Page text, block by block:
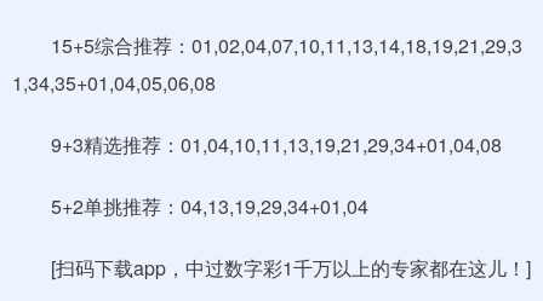
15+5综合推荐：01,02,04,07,10,11,13,14,18,19,21,29,3
1,34,35+01,04,05,06,08
9+3精选推荐：01,04,10,11,13,19,21,29,34+01,04,08
5+2单挑推荐：04,13,19,29,34+01,04
[扫码下载app，中过数字彩1千万以上的专家都在这儿！]